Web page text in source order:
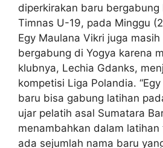
diperkirakan baru bergabung
Timnas U-19, pada Minggu
Egy Maulana Vikri juga
bergabung di Yogya karena
klubnya, Lechia Gdanks,
kompetisi Liga Polandia.
baru bisa gabung latihan
ujar pelatih asal Sumatara
menambahkan dalam
ada sejumlah nama baru